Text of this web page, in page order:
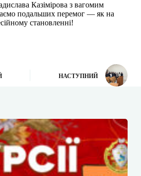
Казімірова з вагомим
подальших перемог — як на
становленні!
НАСТУПНИЙ